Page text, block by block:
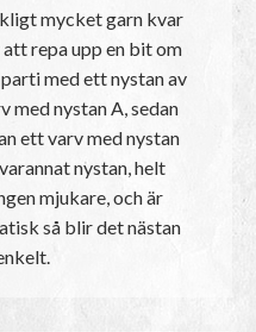
mycket garn kvar
repa upp en bit om
med ett nystan av
nystan A, sedan
ett varv med nystan
nystan, helt
mjukare, och är
så blir det nästan